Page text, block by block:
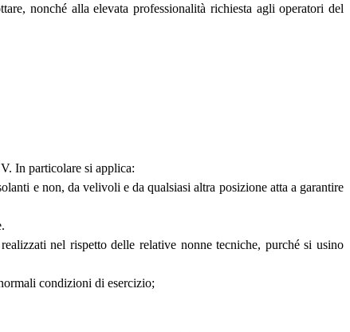
nonché alla elevata professionalità richiesta agli operatori del
In particolare si applica:
e non, da velivoli e da qualsiasi altra posizione atta a garantire
nel rispetto delle relative nonne tecniche, purché si usino
condizioni di esercizio;